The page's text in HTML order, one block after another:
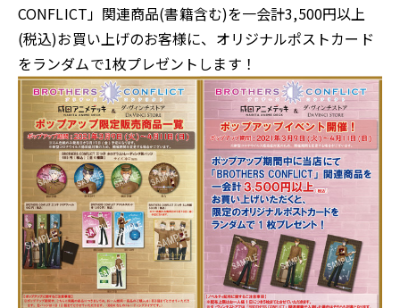
CONFLICT」関連商品(書籍含む)を一会計3,500円以上
(税込)お買い上げのお客様に、オリジナルポストカード
をランダムで1枚プレゼントします！